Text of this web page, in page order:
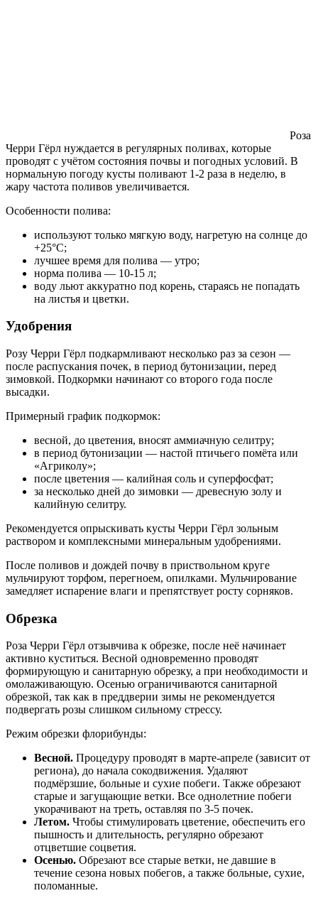
Роза
Черри Гёрл нуждается в регулярных поливах, которые
проводят с учётом состояния почвы и погодных условий. В
нормальную погоду кусты поливают 1-2 раза в неделю, в
жару частота поливов увеличивается.
Особенности полива:
используют только мягкую воду, нагретую на солнце до
+25°С;
лучшее время для полива — утро;
норма полива — 10-15 л;
воду льют аккуратно под корень, стараясь не попадать
на листья и цветки.
Удобрения
Розу Черри Гёрл подкармливают несколько раз за сезон —
после распускания почек, в период бутонизации, перед
зимовкой. Подкормки начинают со второго года после
высадки.
Примерный график подкормок:
весной, до цветения, вносят аммиачную селитру;
в период бутонизации — настой птичьего помёта или
«Агриколу»;
после цветения — калийная соль и суперфосфат;
за несколько дней до зимовки — древесную золу и
калийную селитру.
Рекомендуется опрыскивать кусты Черри Гёрл зольным
раствором и комплексными минеральным удобрениями.
После поливов и дождей почву в приствольном круге
мульчируют торфом, перегноем, опилками. Мульчирование
замедляет испарение влаги и препятствует росту сорняков.
Обрезка
Роза Черри Гёрл отзывчива к обрезке, после неё начинает
активно куститься. Весной одновременно проводят
формирующую и санитарную обрезку, а при необходимости и
омолаживающую. Осенью ограничиваются санитарной
обрезкой, так как в преддверии зимы не рекомендуется
подвергать розы слишком сильному стрессу.
Режим обрезки флорибунды:
Весной. Процедуру проводят в марте-апреле (зависит от
региона), до начала сокодвижения. Удаляют
подмёрзшие, больные и сухие побеги. Также обрезают
старые и загущающие ветки. Все однолетние побеги
укорачивают на треть, оставляя по 3-5 почек.
Летом. Чтобы стимулировать цветение, обеспечить его
пышность и длительность, регулярно обрезают
отцветшие соцветия.
Осенью. Обрезают все старые ветки, не давшие в
течение сезона новых побегов, а также больные, сухие,
поломанные.